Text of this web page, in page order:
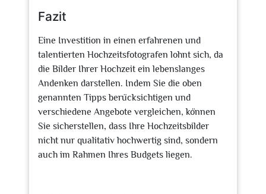
Fazit
Eine Investition in einen erfahrenen und
talentierten Hochzeitsfotografen lohnt sich, da
die Bilder Ihrer Hochzeit ein lebenslanges
Andenken darstellen. Indem Sie die oben
genannten Tipps berücksichtigen und
verschiedene Angebote vergleichen, können
Sie sicherstellen, dass Ihre Hochzeitsbilder
nicht nur qualitativ hochwertig sind, sondern
auch im Rahmen Ihres Budgets liegen.